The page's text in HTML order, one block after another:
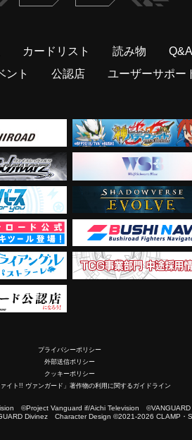
カードリスト 読み物 Q&A
ント 公認店 ユーザーサポー
プライバシーポリシー
外部送信ポリシー
クッキーポリシー
ァイト!! ヴァンガード」著作物の利用に関するガイドライン
©Project Vanguard if/Aichi Television
Divinez Character Design ©2021-2026 CLAMP・